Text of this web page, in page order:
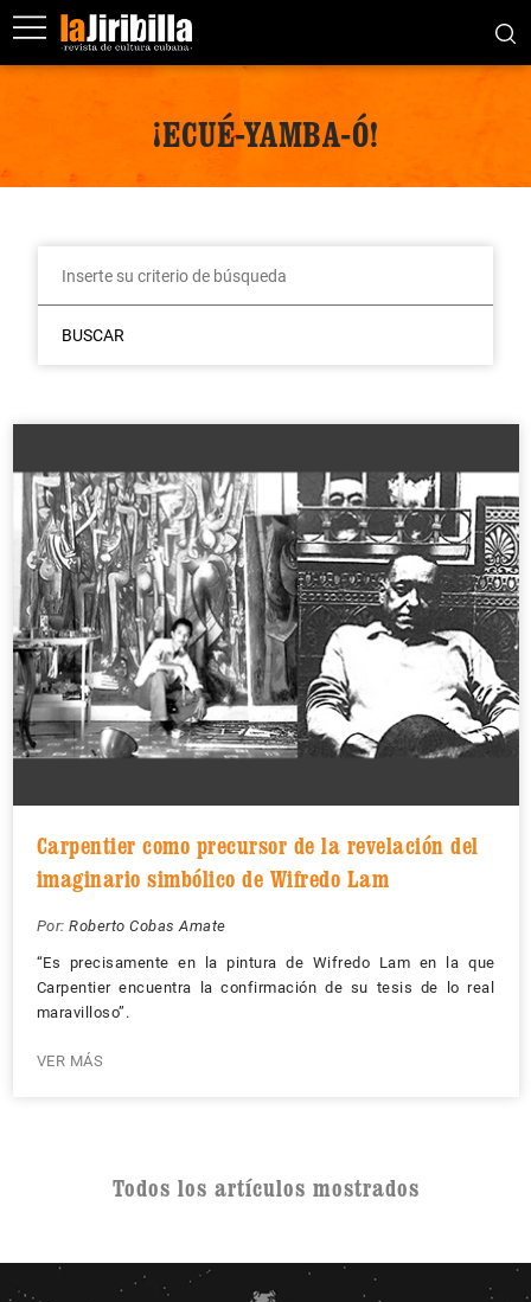
¡ECUÉ-YAMBA-Ó!
BUSCAR
Carpentier como precursor de la revelación del
imaginario simbólico de Wifredo Lam
Por: Roberto Cobas Amate
“Es precisamente en la pintura de Wifredo Lam en la que
Carpentier encuentra la confirmación de su tesis de lo real
maravilloso”.
VER MÁS
Todos los artículos mostrados